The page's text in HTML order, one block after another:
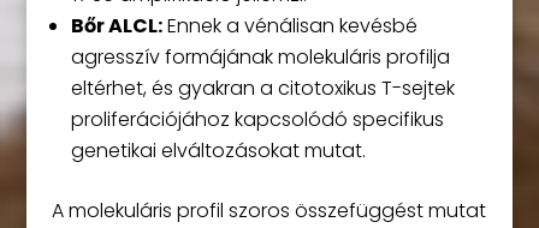
Bőr ALCL:Ennek a vénálisan kevésbé
agresszív formájának molekuláris profilja
eltérhet, és gyakran a citotoxikus T-sejtek
proliferációjához kapcsolódó specifikus
genetikai elváltozásokat mutat.
A molekuláris profil szoros összefüggést mutat